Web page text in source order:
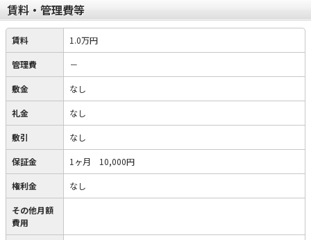
賃料・管理費等
賃料 1.0万円
管理費 －
敷金 なし
礼金 なし
敷引 なし
保証金 1ヶ月 10,000円
権利金 なし
その他月額
費用